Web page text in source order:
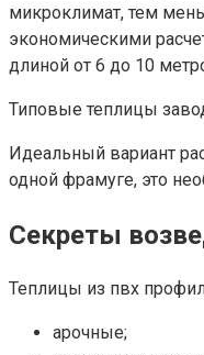
микроклимат, тем
экономическими
длиной от 6 до 10
Типовые теплицы
Идеальный вариант
одной фрамуге, это
Секреты
Теплицы из пвх
арочные;